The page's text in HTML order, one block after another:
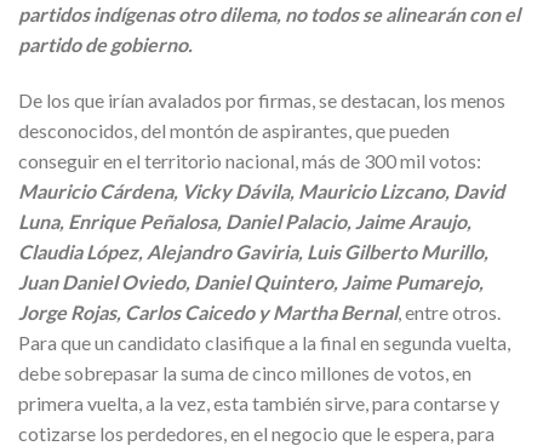
partidos indígenas otro dilema, no todos se alinearán con el
partido de gobierno.
De los que irían avalados por firmas, se destacan, los menos
desconocidos, del montón de aspirantes, que pueden
conseguir en el territorio nacional, más de 300 mil votos:
Mauricio Cárdena, Vicky Dávila, Mauricio Lizcano, David
Luna, Enrique Peñalosa, Daniel Palacio, Jaime Araujo,
Claudia López, Alejandro Gaviria, Luis Gilberto Murillo,
Juan Daniel Oviedo, Daniel Quintero, Jaime Pumarejo,
Jorge Rojas, Carlos Caicedo y Martha Bernal, entre otros.
Para que un candidato clasifique a la final en segunda vuelta,
debe sobrepasar la suma de cinco millones de votos, en
primera vuelta, a la vez, esta también sirve, para contarse y
cotizarse los perdedores, en el negocio que le espera, para